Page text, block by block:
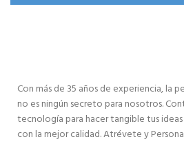
Con más de 35 años de experiencia, la
no es ningún secreto para nosotros.
tecnología para hacer tangible tus
con la mejor calidad. Atrévete y